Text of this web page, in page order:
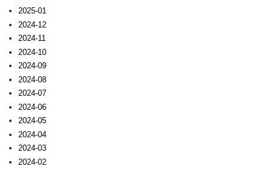
2025-01
2024-12
2024-11
2024-10
2024-09
2024-08
2024-07
2024-06
2024-05
2024-04
2024-03
2024-02